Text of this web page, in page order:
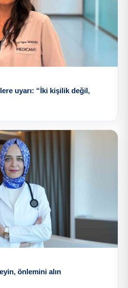
uyarı: “İki kişilik değil,
önlemini alın